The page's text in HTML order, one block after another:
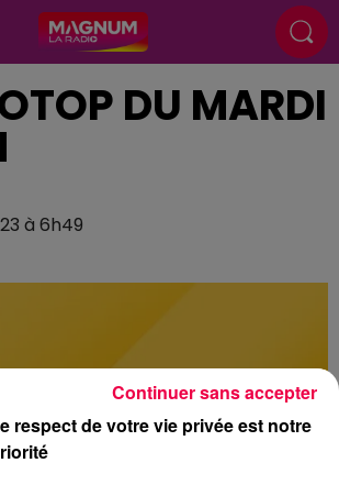
DU MARDI
à 6h49
respect de votre vie privée est notre
Continuer sans accepter